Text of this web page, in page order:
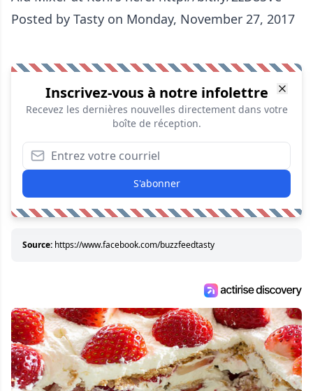
Posted by Tasty on Monday, November 27, 2017
Inscrivez-vous à notre infolettre
Recevez les dernières nouvelles directement dans votre
boîte de réception.
S'abonner
Source: https://www.facebook.com/buzzfeedtasty